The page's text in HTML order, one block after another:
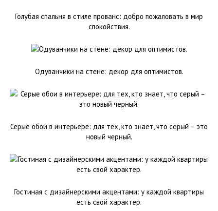
Голубая спальня в стиле прованс: добро пожаловать в мир
спокойствия.
Одуванчики на стене: декор для оптимистов.
Серые обои в интерьере: для тех, кто знает, что серый – это
новый черный.
Гостиная с дизайнерскими акцентами: у каждой квартиры
есть свой характер.